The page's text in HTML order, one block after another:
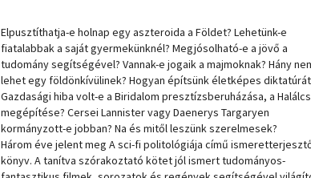
Elpusztíthatja-e holnap egy aszteroida a Földet? Lehetünk-e
fiatalabbak a saját gyermekünknél? Megjósolható-e a jövő a
tudomány segítségével? Vannak-e jogaik a majmoknak? Hány
lehet egy földönkívülinek? Hogyan építsünk életképes
Gazdasági hiba volt-e a Biridalom presztízsberuházása, a
megépítése? Cersei Lannister vagy Daenerys Targaryen
kormányzott-e jobban? Na és mitől leszünk szerelmesek?
Három éve jelent meg A sci-fi politológiája című
könyv. A tanítva szórakoztató kötet jól ismert tudományos-